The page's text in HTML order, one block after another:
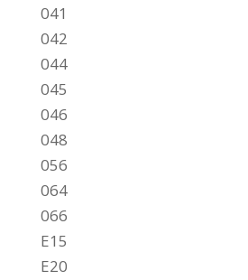
041
042
044
045
046
048
056
064
066
E15
E20